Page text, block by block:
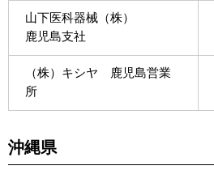
山下医科器械（株）
鹿児島支社
（株）キシヤ 鹿児島営業
所
沖縄県